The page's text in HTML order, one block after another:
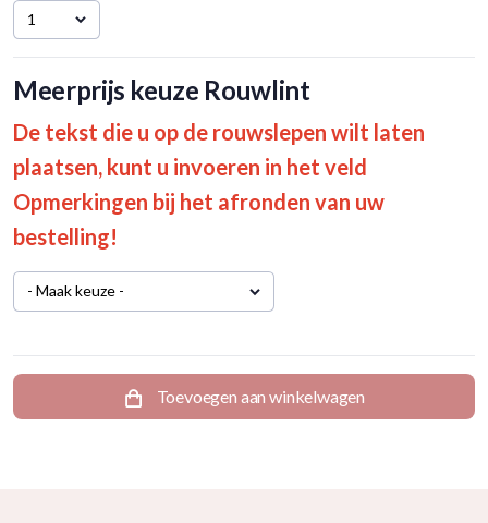
1
Meerprijs keuze Rouwlint
De tekst die u op de rouwslepen wilt laten
plaatsen, kunt u invoeren in het veld
Opmerkingen bij het afronden van uw
bestelling!
- Maak keuze -
Toevoegen aan winkelwagen